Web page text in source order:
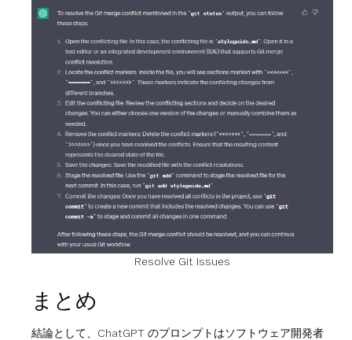
Resolve Git Issues
まとめ
結論として、ChatGPT のプロンプトはソフトウェア開発者